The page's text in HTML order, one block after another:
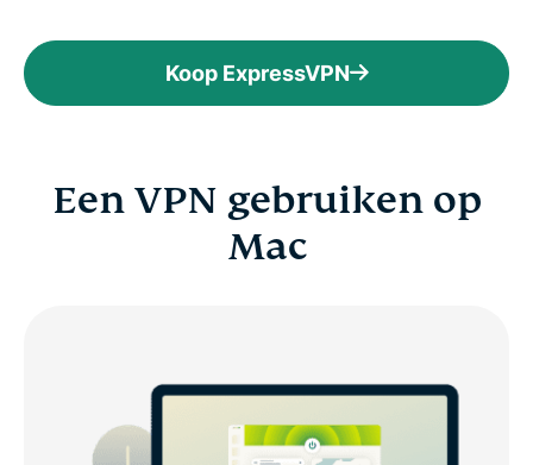
Koop ExpressVPN
Een VPN gebruiken op
Mac